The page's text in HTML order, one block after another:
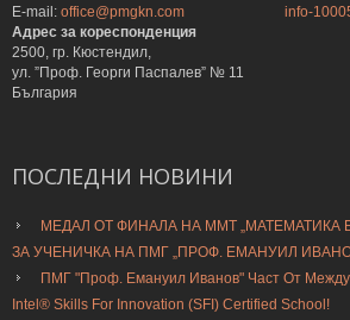
E-mail: office@pmgkn.com
info-
Адрес за кореспонденция
2500, гр. Кюстендил,
ул. ”Проф. Георги Паспалев” № 11
България
ПОСЛЕДНИ НОВИНИ
МЕДАЛ ОТ ФИНАЛА НА ММТ „МАТЕМАТИКА
ЗА УЧЕНИЧКА НА ПМГ „ПРОФ. ЕМАНУИЛ
ПМГ "Проф. Емануил Иванов" Част От
Intel® Skills For Innovation (SFI) Certified School!